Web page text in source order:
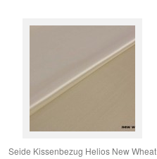
Seide Kissenbezug Helios New Wheat